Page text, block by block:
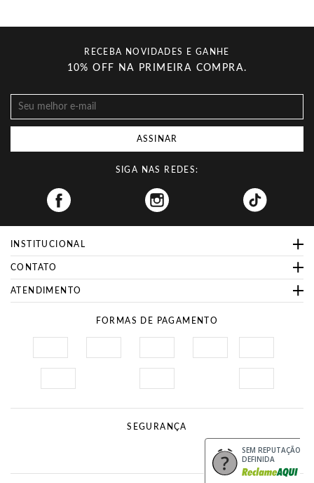
RECEBA NOVIDADES E GANHE
10% OFF NA PRIMEIRA COMPRA.
ASSINAR
SIGA NAS REDES:
Facebook
INSTITUCIONAL
CONTATO
ATENDIMENTO
FORMAS DE PAGAMENTO
SEGURANÇA
SEM REPUTAÇÃO
DEFINIDA